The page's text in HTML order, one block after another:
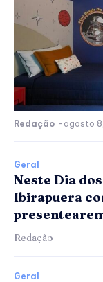
Redação - agosto
Geral
Neste Dia
Ibirapuera
Redação
Geral